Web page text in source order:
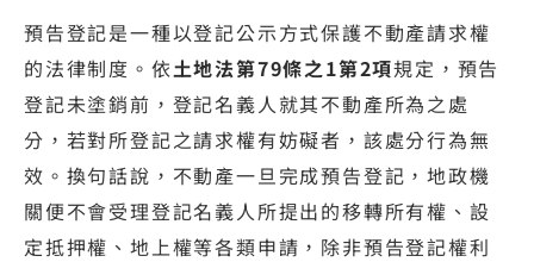
預告登記是一種以登記公示方式保護不動產請求權
的法律制度。依土地法第79條之1第2項規定，預告
登記未塗銷前，登記名義人就其不動產所為之處
分，若對所登記之請求權有妨礙者，該處分行為無
效。換句話說，不動產一旦完成預告登記，地政機
關便不會受理登記名義人所提出的移轉所有權、設
定抵押權、地上權等各類申請，除非預告登記權利